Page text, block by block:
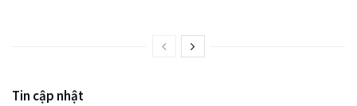
Tin cập nhật